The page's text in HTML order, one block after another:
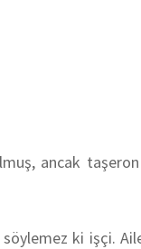
ancak
ki işçi.